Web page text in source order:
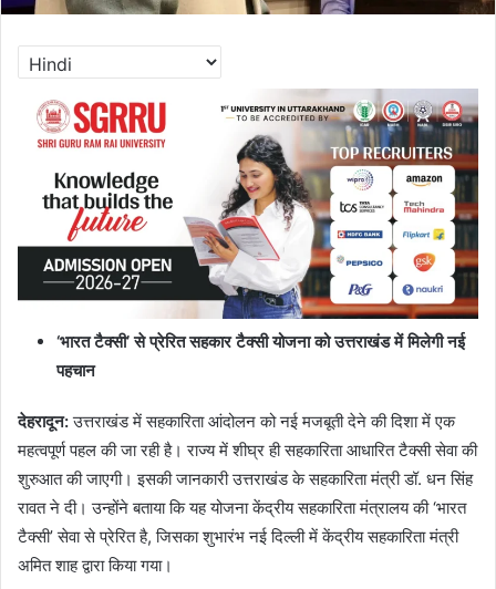
‘भारत टैक्सी’ से प्रेरित सहकार टैक्सी योजना को उत्तराखंड में मिलेगी नई
पहचान
देहरादून:उत्तराखंड में सहकारिता आंदोलन को नई मजबूती देने की दिशा में एक
महत्वपूर्ण पहल की जा रही है। राज्य में शीघ्र ही सहकारिता आधारित टैक्सी सेवा की
शुरुआत की जाएगी। इसकी जानकारी उत्तराखंड के सहकारिता मंत्री डॉ. धन सिंह
रावत ने दी। उन्होंने बताया कि यह योजना केंद्रीय सहकारिता मंत्रालय की ‘भारत
टैक्सी’ सेवा से प्रेरित है, जिसका शुभारंभ नई दिल्ली में केंद्रीय सहकारिता मंत्री
अमित शाह द्वारा किया गया।